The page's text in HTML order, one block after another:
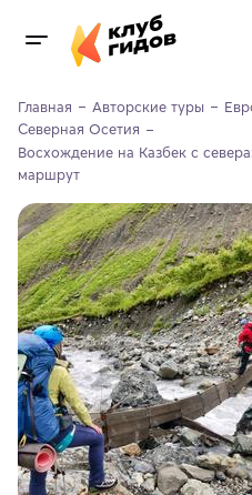
Главная Авторские туры
Северная Осетия
Восхождение на Казбек с
маршрут